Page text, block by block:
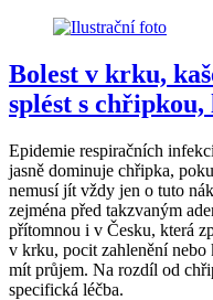
Bolest v krku,
splést s
Epidemie respiračních
jasně dominuje chřipka,
nemusí jít vždy jen o tuto
zejména před takzvaným
přítomnou i v Česku, která
v krku, pocit zahlenění
mít průjem. Na rozdíl od
specifická léčba.